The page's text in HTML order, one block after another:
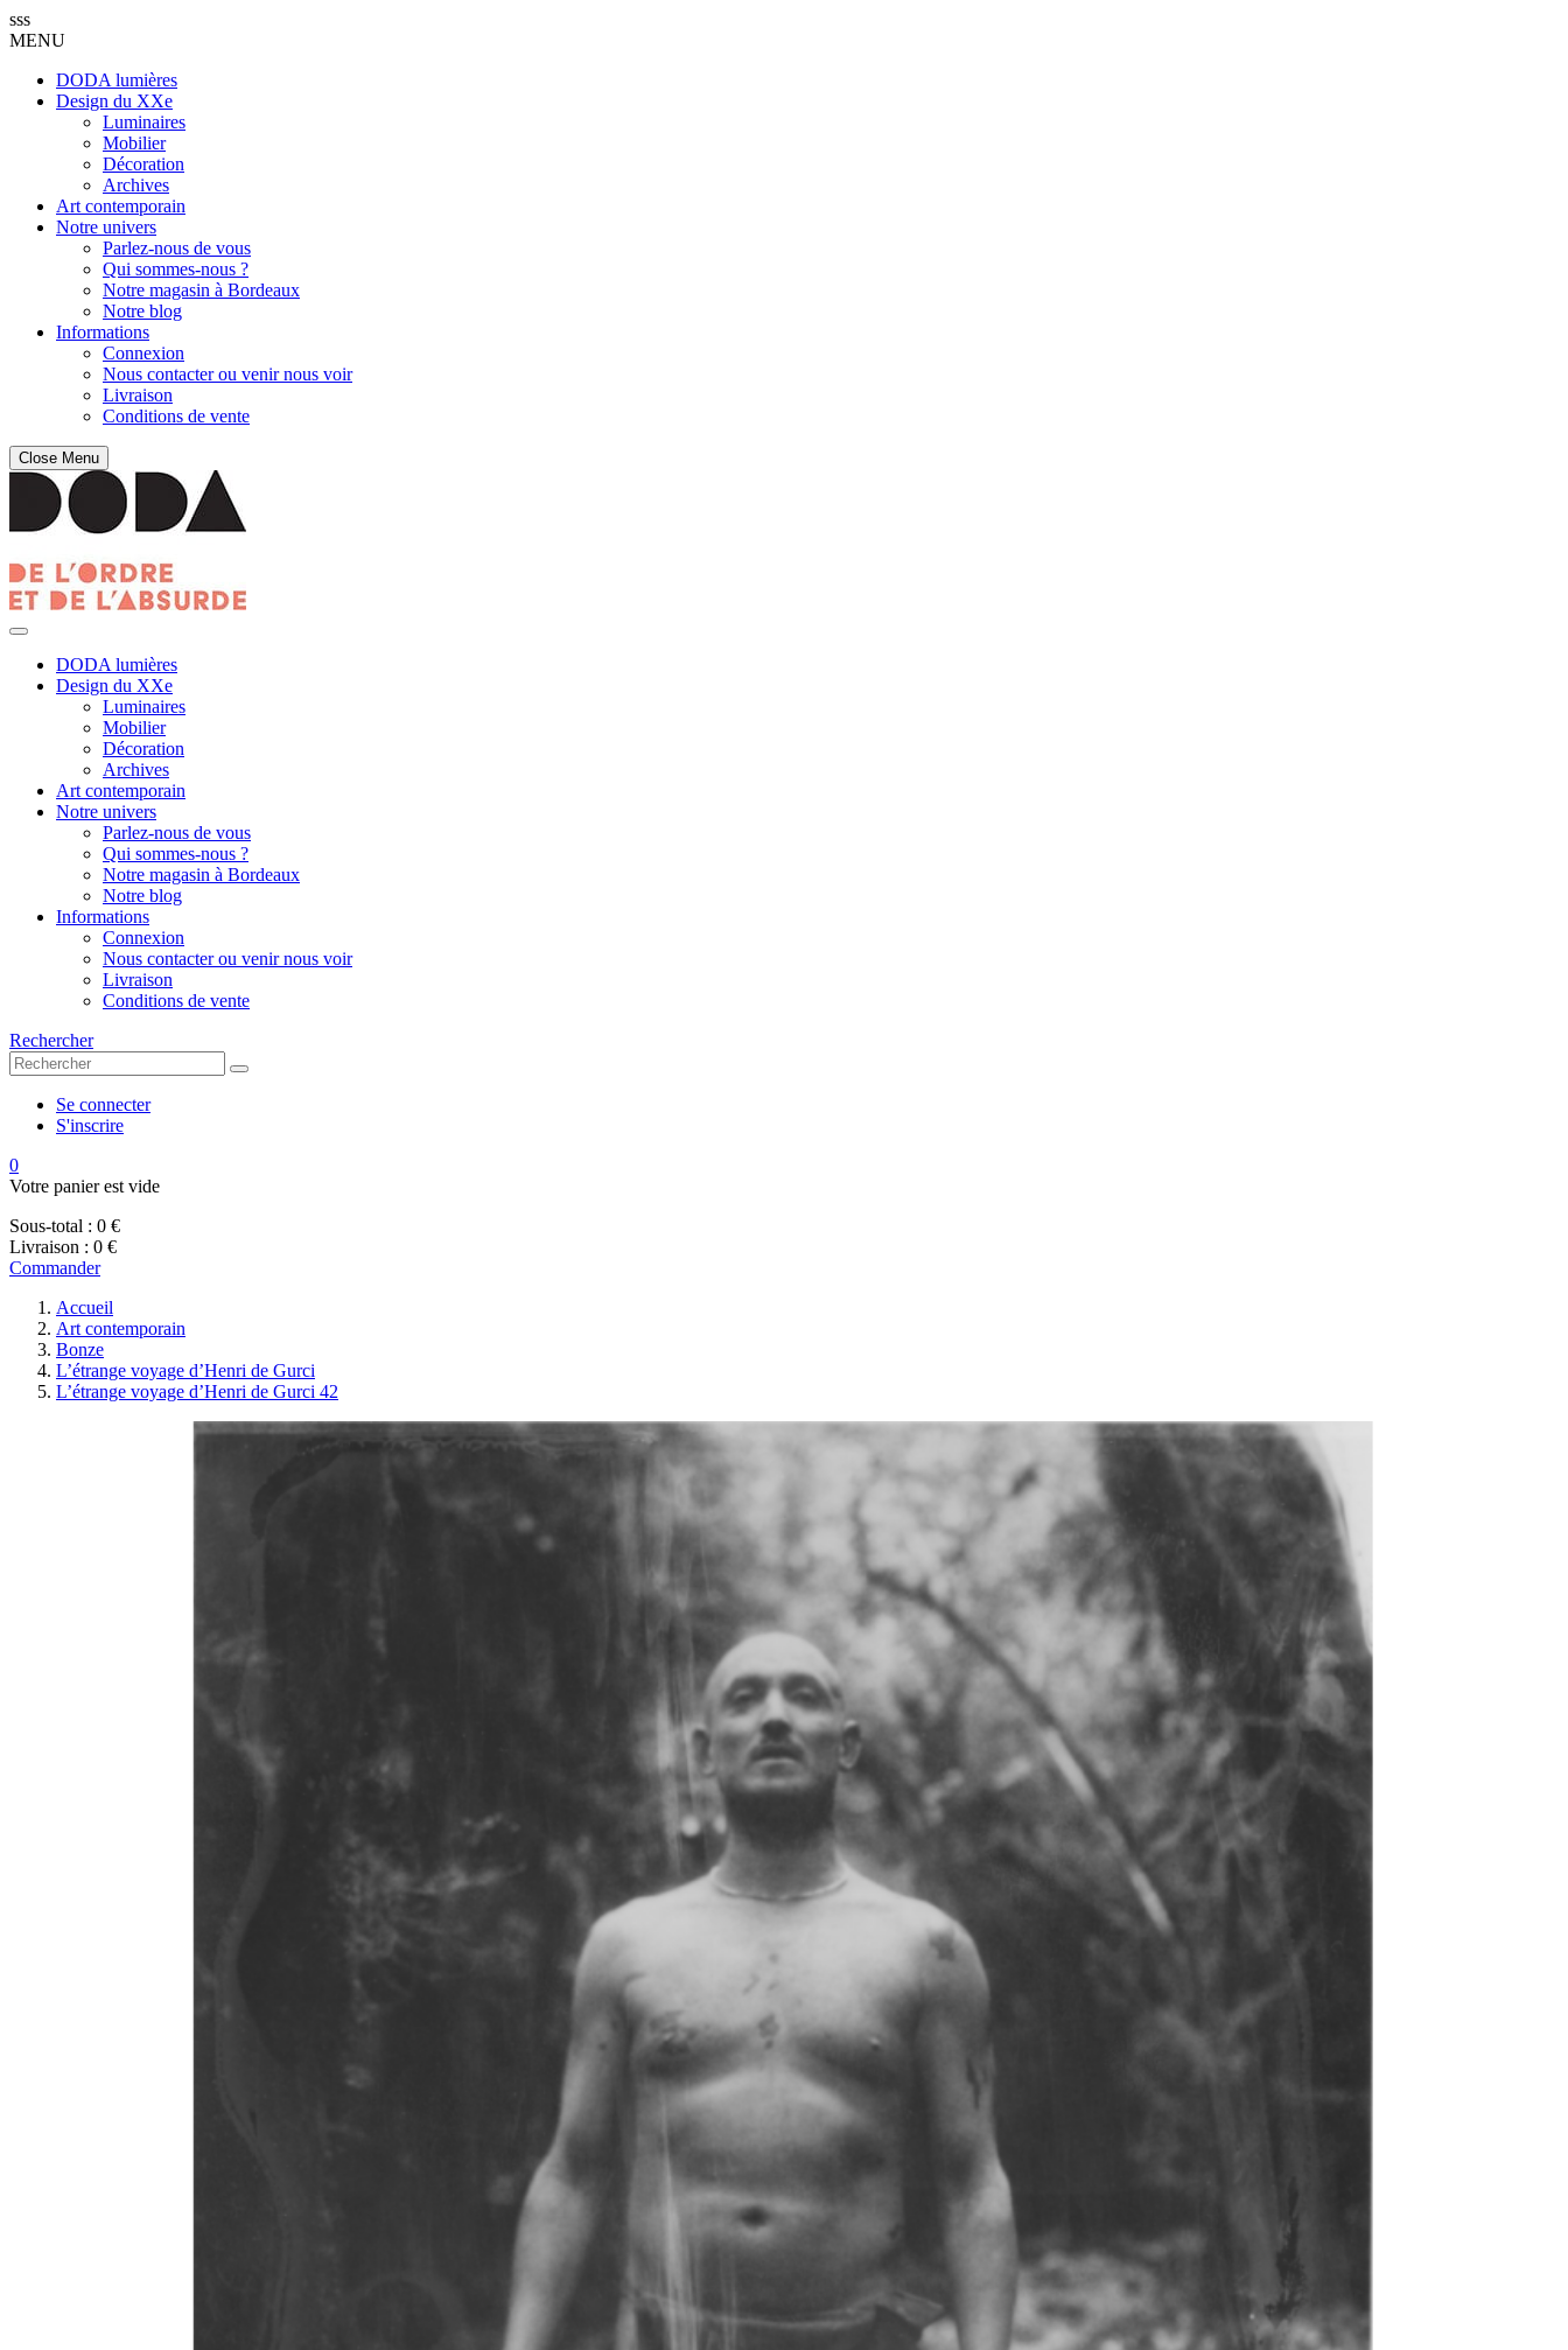
sss
MENU
DODA lumières
Design du XXe
Luminaires
Mobilier
Décoration
Archives
Art contemporain
Notre univers
Parlez-nous de vous
Qui sommes-nous ?
Notre magasin à Bordeaux
Notre blog
Informations
Connexion
Nous contacter ou venir nous voir
Livraison
Conditions de vente
Close Menu
DODA lumières
Design du XXe
Luminaires
Mobilier
Décoration
Archives
Art contemporain
Notre univers
Parlez-nous de vous
Qui sommes-nous ?
Notre magasin à Bordeaux
Notre blog
Informations
Connexion
Nous contacter ou venir nous voir
Livraison
Conditions de vente
Rechercher
Se connecter
S'inscrire
0
Votre panier est vide
Sous-total : 0 €
Livraison : 0 €
Commander
Accueil
Art contemporain
Bonze
L’étrange voyage d’Henri de Gurci
L’étrange voyage d’Henri de Gurci 42